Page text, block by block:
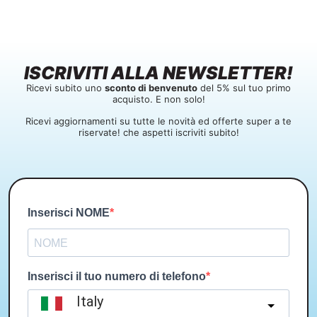
ISCRIVITI ALLA NEWSLETTER!
Ricevi subito uno sconto di benvenuto del 5% sul tuo primo
acquisto. E non solo!
Ricevi aggiornamenti su tutte le novità ed offerte super a te
riservate! che aspetti iscriviti subito!
Inserisci NOME
Inserisci il tuo numero di telefono
Italy